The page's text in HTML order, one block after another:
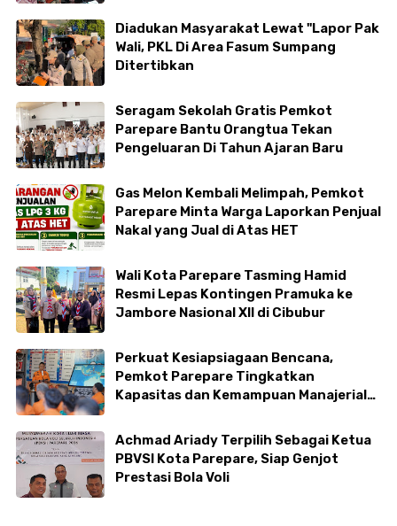
Diadukan Masyarakat Lewat "Lapor Pak
Wali, PKL Di Area Fasum Sumpang
Ditertibkan
Seragam Sekolah Gratis Pemkot
Parepare Bantu Orangtua Tekan
Pengeluaran Di Tahun Ajaran Baru
Gas Melon Kembali Melimpah, Pemkot
Parepare Minta Warga Laporkan Penjual
Nakal yang Jual di Atas HET
Wali Kota Parepare Tasming Hamid
Resmi Lepas Kontingen Pramuka ke
Jambore Nasional XII di Cibubur
Perkuat Kesiapsiagaan Bencana,
Pemkot Parepare Tingkatkan
Kapasitas dan Kemampuan Manajerial
Achmad Ariady Terpilih Sebagai Ketua
PBVSI Kota Parepare, Siap Genjot
Prestasi Bola Voli